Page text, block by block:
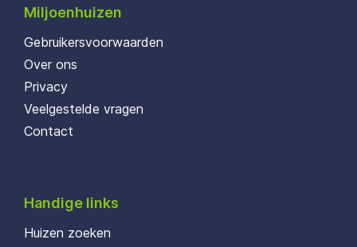
Miljoenhuizen
Gebruikersvoorwaarden
Over ons
Privacy
Veelgestelde vragen
Contact
Handige links
Huizen zoeken